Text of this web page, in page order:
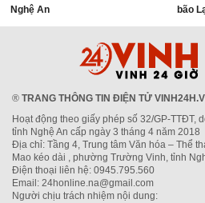
Nghệ An
bão
® TRANG THÔNG TIN ĐIỆN TỬ
Hoạt động theo giấy phép số 32/GP-TTĐT,
tỉnh Nghệ An cấp ngày 3 tháng 4 năm 2018
Địa chỉ: Tầng 4, Trung tâm Văn hóa – Thể
Mao kéo dài , phường Trường Vinh, tỉnh
Điện thoại liên hệ: 0945.795.560
Email: 24honline.na@gmail.com
Người chịu trách nhiệm nội dung: